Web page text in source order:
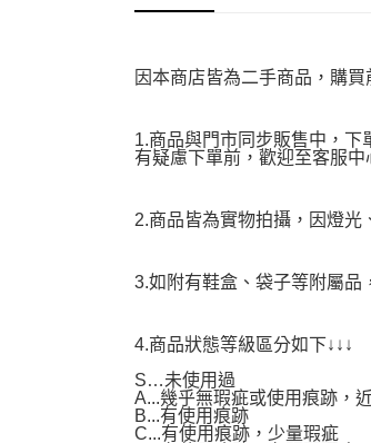
因本商店皆為二手商品，購買
1.商品與門市同步販售中，
有疑慮下單前，歡迎至客服中
2.商品皆為實物拍攝，因燈光
3.如附有鞋盒、袋子等附屬品
4.商品狀態等級區分如下↓↓↓
S…未使用過
A...幾乎無瑕疵或使用痕跡，
B...有使用痕跡
C...有使用痕跡，少量瑕疵